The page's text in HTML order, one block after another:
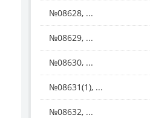
№08628, ...
№08629, ...
№08630, ...
№08631(1), ...
№08632, ...